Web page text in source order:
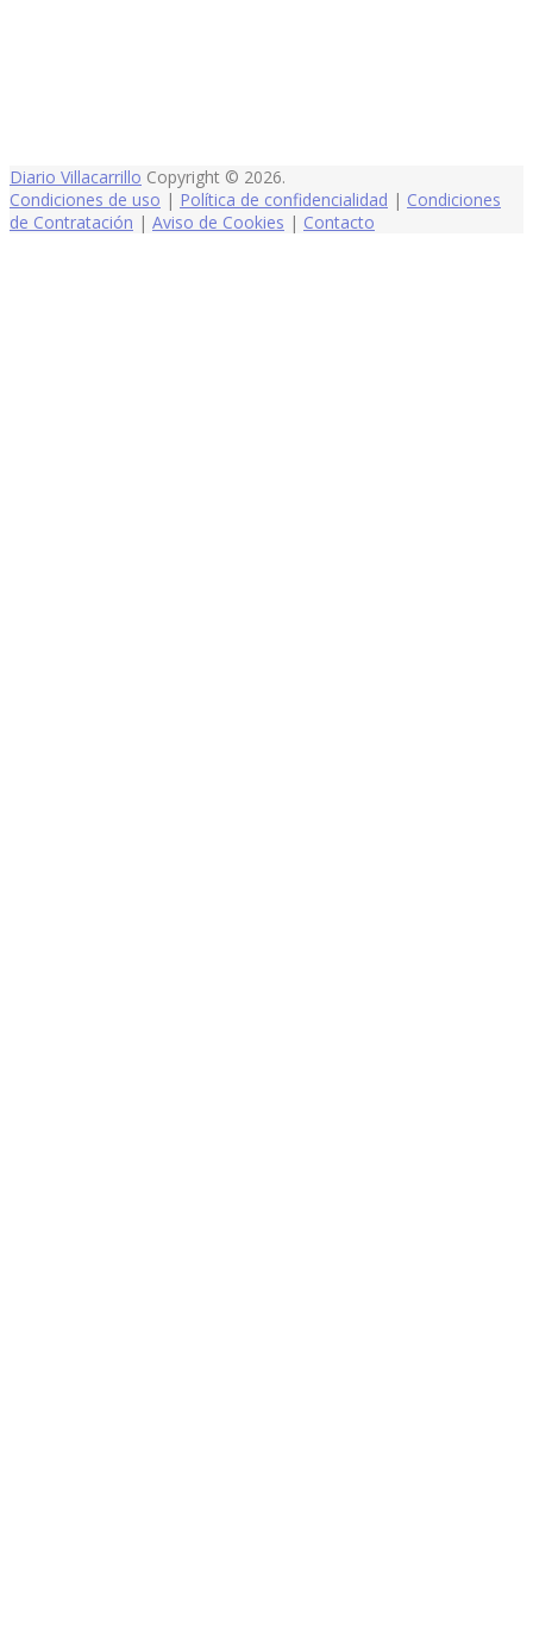
Diario Villacarrillo Copyright © 2026.
Condiciones de uso | Política de confidencialidad | Condiciones
de Contratación | Aviso de Cookies | Contacto